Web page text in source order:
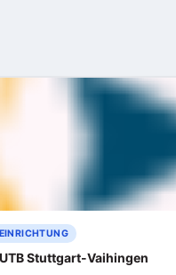
EINRICHTUNG
Stuttgart-Vaihingen